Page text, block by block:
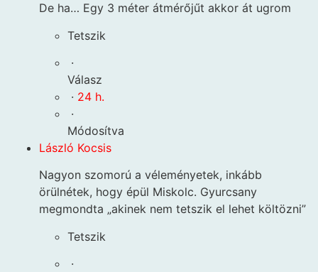
De ha… Egy 3 méter átmérőjűt akkor át ugrom
Tetszik
·
Válasz
· 24 h.
·
Módosítva
László Kocsis
Nagyon szomorú a véleményetek, inkább
örülnétek, hogy épül Miskolc. Gyurcsany
megmondta „akinek nem tetszik el lehet költözni”
Tetszik
·